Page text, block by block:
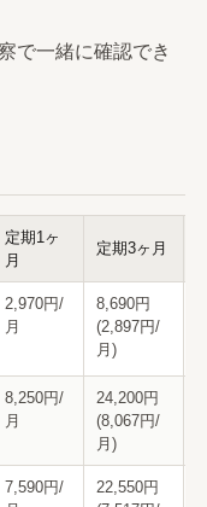
で一緒に確認でき
定期1ヶ
月
定期3ヶ月
2,970円/
月
8,690円
(2,897円/
月)
8,250円/
月
24,200円
(8,067円/
月)
7,590円/
22,550円